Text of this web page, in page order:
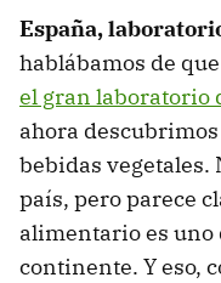
España,
hablábamos de
el gran laboratorio
ahora
bebidas vegetales.
país, pero parece
alimentario es uno
continente. Y eso,